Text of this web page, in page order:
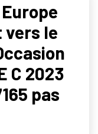
vers le
C 2023
pas